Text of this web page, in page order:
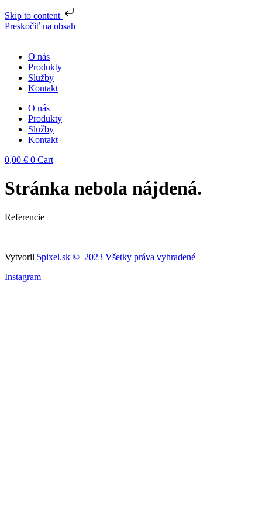
Skip to content
Preskočiť na obsah
O nás
Produkty
Služby
Kontakt
O nás
Produkty
Služby
Kontakt
0,00 € 0 Cart
Stránka nebola nájdená.
Referencie
Vytvoril 5pixel.sk © 2023 Všetky práva vyhradené
Instagram